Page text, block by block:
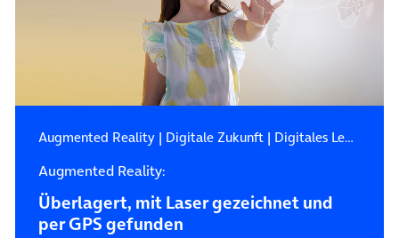
Augmented Reality| Digitale Zukunft| Digitales Leben
Augmented Reality:
Überlagert, mit Laser gezeichnet und
per GPS gefunden